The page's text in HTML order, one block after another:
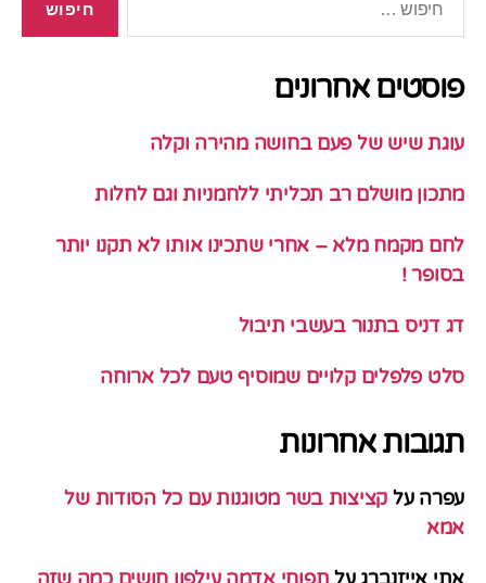
פוסטים אחרונים
עוגת שיש של פעם בחושה מהירה וקלה
מתכון מושלם רב תכליתי ללחמניות וגם לחלות
לחם מקמח מלא – אחרי שתכינו אותו לא תקנו יותר
בסופר !
דג דניס בתנור בעשבי תיבול
סלט פלפלים קלויים שמוסיף טעם לכל ארוחה
תגובות אחרונות
עפרה על קציצות בשר מטוגנות עם כל הסודות של
אמא